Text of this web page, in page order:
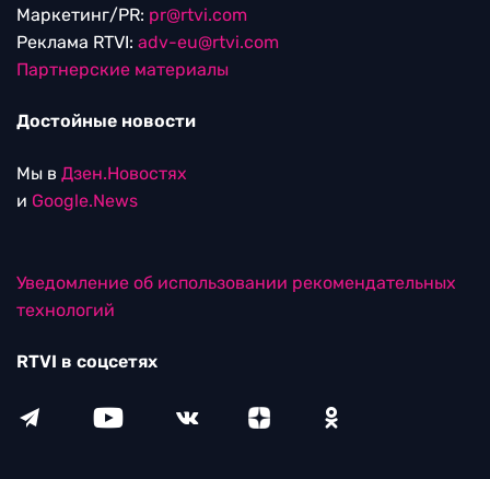
Маркетинг/PR: pr@rtvi.com
Реклама RTVI: adv-eu@rtvi.com
Партнерские материалы
Достойные новости
Мы в Дзен.Новостях
и Google.News
Уведомление об использовании рекомендательных
технологий
RTVI в соцсетях